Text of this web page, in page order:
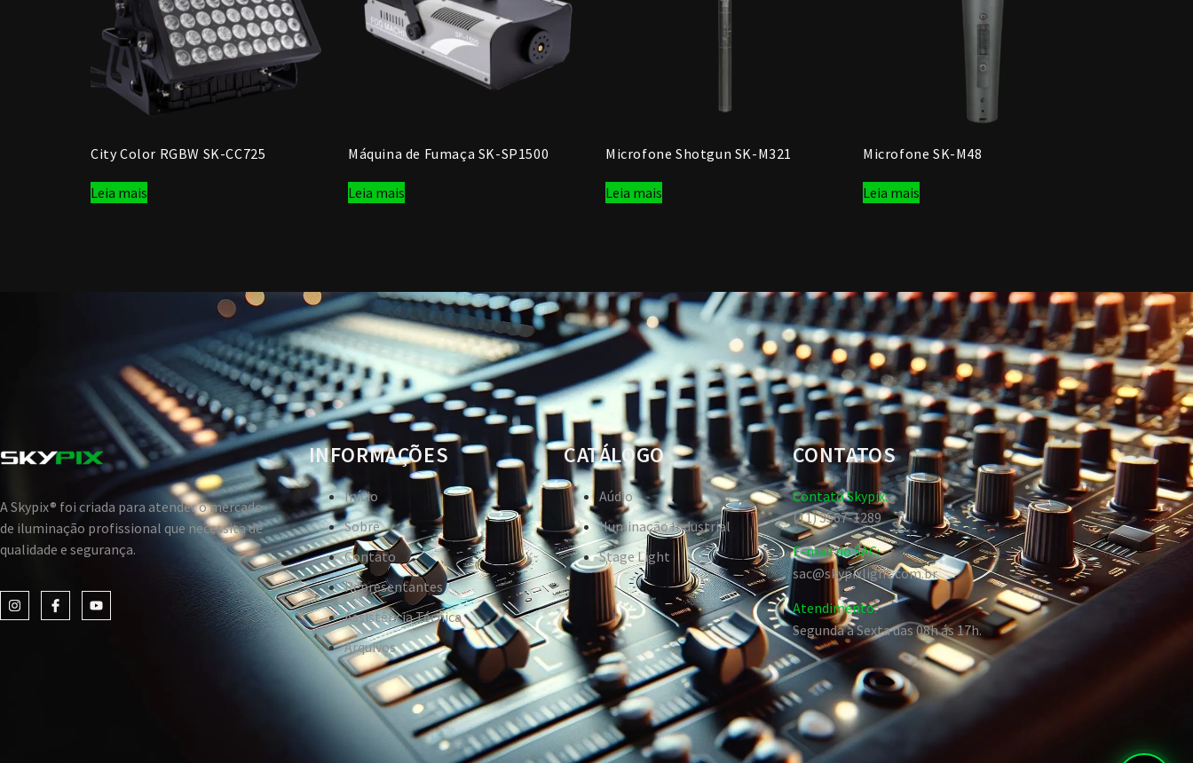
City Color RGBW SK-CC725
Leia mais
Máquina de Fumaça SK-SP1500
Leia mais
Microfone Shotgun SK-M321
Leia mais
Microfone SK-M48
Leia mais
A Skypix® foi criada para atender o mercado
de iluminação profissional que necessita de
qualidade e segurança.
INFORMAÇÕES
Início
Sobre
Contato
Representantes
Assistência Técnica
Arquivos
CATÁLOGO
Aúdio
Iluminação Industrial
Stage Light
CONTATOS
Contato Skypix:
(11) 3567-1289
E-mail do SAC:
sac@skypixlight.com.br
Atendimento:
Segunda a Sexta das 08h ás 17h.